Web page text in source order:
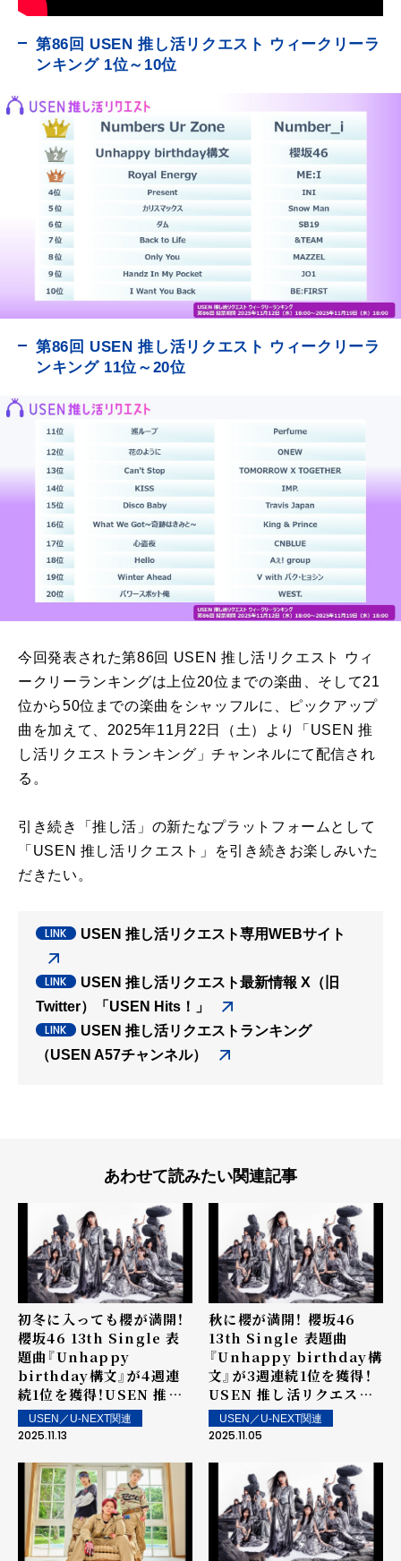
第86回 USEN 推し活リクエスト ウィークリーラ
ンキング 1位～10位
第86回 USEN 推し活リクエスト ウィークリーラ
ンキング 11位～20位
今回発表された第86回 USEN 推し活リクエスト ウィ
ークリーランキングは上位20位までの楽曲、そして21
位から50位までの楽曲をシャッフルに、ピックアップ
曲を加えて、2025年11月22日（土）より「USEN 推
し活リクエストランキング」チャンネルにて配信され
る。
引き続き「推し活」の新たなプラットフォームとして
「USEN 推し活リクエスト」を引き続きお楽しみいた
だきたい。
USEN 推し活リクエスト専用WEBサイト
USEN 推し活リクエスト最新情報 X（旧
Twitter）「USEN Hits！」
USEN 推し活リクエストランキング
（USEN A57チャンネル）
あわせて読みたい関連記事
初冬に入っても櫻が満開！
櫻坂46 13th Single 表
題曲『Unhappy
birthday構文』が4週連
続1位を獲得！USEN 推し
活リクエスト（推しリク）
第85回 「ウィークリーラ
ランクイン楽曲は街中・店
内で配信！
USEN／U-NEXT関連
2025.11.13
秋に櫻が満開！ 櫻坂46
13th Single 表題曲
『Unhappy birthday構
文』が3週連続1位を獲得！
USEN 推し活リクエスト
（推しリク）第84回 「ウィ
ークリーランキング」を発
は街中・店内で配信！
USEN／U-NEXT関連
2025.11.05